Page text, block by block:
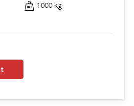
1000 kg